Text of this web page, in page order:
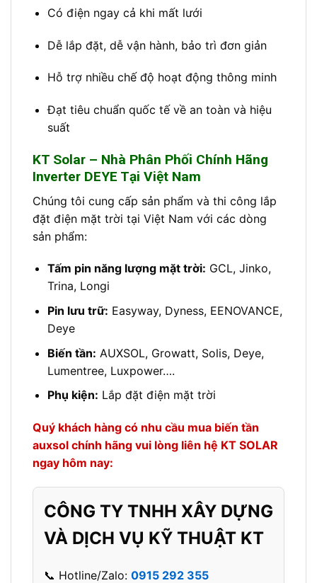
Có điện ngay cả khi mất lưới
Dễ lắp đặt, dễ vận hành, bảo trì đơn giản
Hỗ trợ nhiều chế độ hoạt động thông minh
Đạt tiêu chuẩn quốc tế về an toàn và hiệu
suất
KT Solar – Nhà Phân Phối Chính Hãng
Inverter DEYE Tại Việt Nam
Chúng tôi cung cấp sản phẩm và thi công lắp
đặt điện mặt trời tại Việt Nam với các dòng
sản phẩm:
Tấm pin năng lượng mặt trời: GCL, Jinko,
Trina, Longi
Pin lưu trữ: Easyway, Dyness, EENOVANCE,
Deye
Biến tần: AUXSOL, Growatt, Solis, Deye,
Lumentree, Luxpower….
Phụ kiện: Lắp đặt điện mặt trời
Quý khách hàng có nhu cầu mua biến tần
auxsol chính hãng vui lòng liên hệ KT SOLAR
ngay hôm nay:
CÔNG TY TNHH XÂY DỰNG
VÀ DỊCH VỤ KỸ THUẬT KT
📞 Hotline/Zalo: 0915 292 355